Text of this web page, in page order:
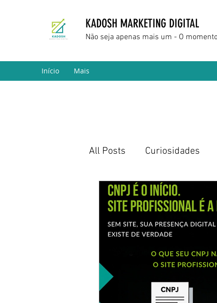
KADOSH MARKETING DIGITAL
Não seja apenas mais um - O
Início Mais
All Posts Curiosidades
Marketing Digital